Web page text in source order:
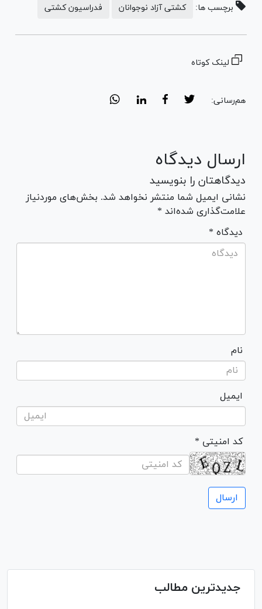
برچسب ها: کشتی آزاد نوجوانان فدراسیون کشتی
لینک کوتاه
هم‌رسانی:
ارسال دیدگاه
دیدگاهتان را بنویسید
نشانی ایمیل شما منتشر نخواهد شد. بخش‌های موردنیاز
علامت‌گذاری شده‌اند *
* دیدگاه
نام
ایمیل
* کد امنیتی
جدیدترین مطالب